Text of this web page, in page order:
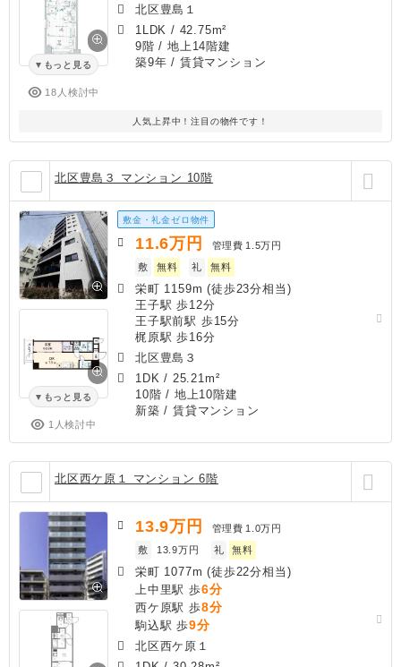
もっと見る
18人検討中
北区豊島１
1LDK / 42.75m²
9階 / 地上14階建
築9年 / 賃貸マンション
人気上昇中！注目の物件です！
北区豊島３ マンション 10階
もっと見る
1人検討中
敷金・礼金ゼロ物件
11.6万円 管理費 1.5万円
敷
無料 礼 無料
栄町 1159m (徒歩23分相当)
王子駅 歩12分
王子駅前駅 歩15分
梶原駅 歩16分
北区豊島３
1DK / 25.21m²
10階 / 地上10階建
新築 / 賃貸マンション
北区西ケ原１ マンション 6階
13.9万円 管理費 1.0万円
敷
13.9万円 礼 無料
栄町 1077m (徒歩22分相当)
上中里駅 歩6分
西ケ原駅 歩8分
駒込駅 歩9分
北区西ケ原１